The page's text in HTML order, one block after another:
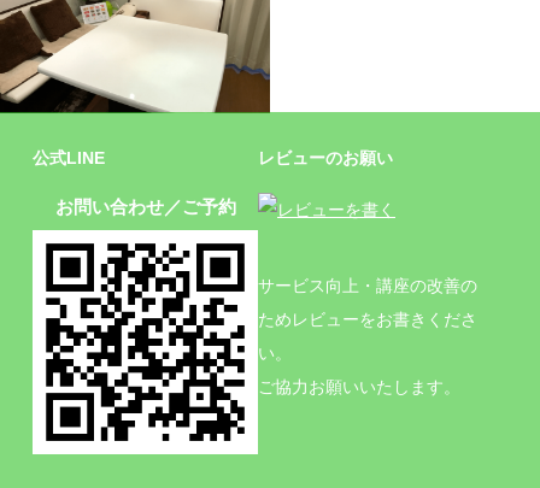
施設
公式LINE
お問い合わせ／ご予約
レビューのお願い
サービス向上・講座の改善の
ためレビューをお書きくださ
い。
ご協力お願いいたします。